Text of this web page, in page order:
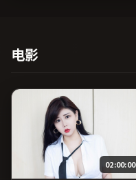
络平台同步更新片源。适合
（国产影视资源大全免费条
目索引，支持片名与演员交
叉检索。）
电影
02:00:00